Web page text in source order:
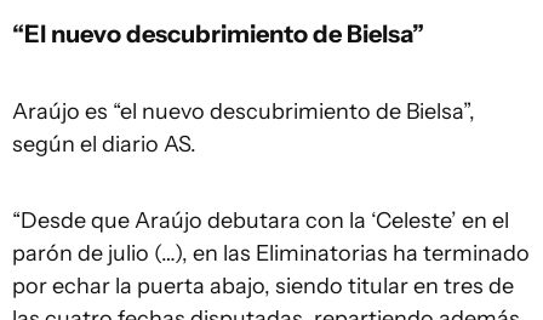
“El nuevo descubrimiento de Bielsa”
Araújo es “el nuevo descubrimiento de Bielsa”,
según el diario AS.
“Desde que Araújo debutara con la ‘Celeste’ en el
parón de julio (…), en las Eliminatorias ha terminado
por echar la puerta abajo, siendo titular en tres de